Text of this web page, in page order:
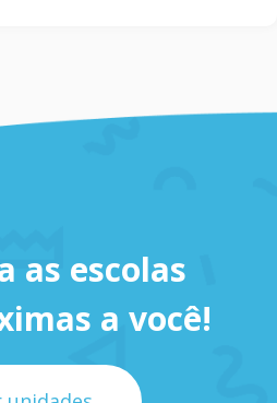
as escolas
a você!